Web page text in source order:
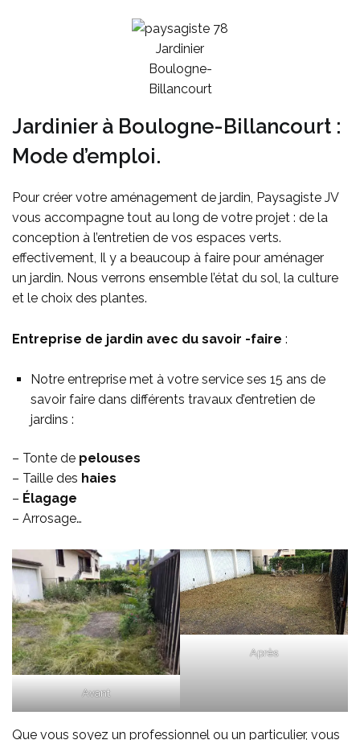
Jardinier
Boulogne-
Billancourt
Jardinier à Boulogne-Billancourt :
Mode d’emploi.
Pour créer votre aménagement de jardin, Paysagiste JV
vous accompagne tout au long de votre projet : de la
conception à l’entretien de vos espaces verts.
effectivement, Il y a beaucoup à faire pour aménager
un jardin. Nous verrons ensemble l’état du sol, la culture
et le choix des plantes.
Entreprise de jardin avec du savoir -faire :
Notre entreprise met à votre service ses 15 ans de
savoir faire dans différents travaux d’entretien de
jardins :
– Tonte de pelouses
– Taille des haies
– Élagage
– Arrosage…
Avant
Après
Que vous soyez un professionnel ou un particulier, vous